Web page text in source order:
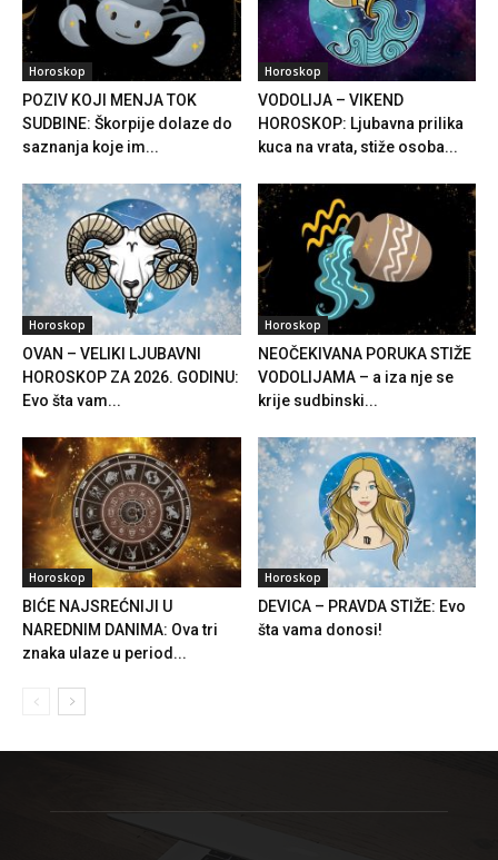
Horoskop
POZIV KOJI MENJA TOK
SUDBINE: Škorpije dolaze do
saznanja koje im...
Horoskop
VODOLIJA – VIKEND
HOROSKOP: Ljubavna prilika
kuca na vrata, stiže osoba...
Horoskop
OVAN – VELIKI LJUBAVNI
HOROSKOP ZA 2026. GODINU:
Evo šta vam...
Horoskop
NEOČEKIVANA PORUKA STIŽE
VODOLIJAMA – a iza nje se
krije sudbinski...
Horoskop
BIĆE NAJSREĆNIJI U
NAREDNIM DANIMA: Ova tri
znaka ulaze u period...
Horoskop
DEVICA – PRAVDA STIŽE: Evo
šta vama donosi!